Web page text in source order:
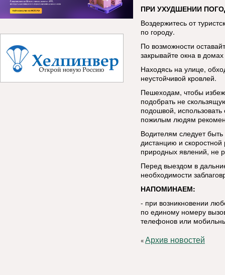
ПРИ УХУДШЕНИИ
Воздержитесь от
по городу.
По возможности
закрывайте окна в
Находясь на улице,
неустойчивой кровлей.
Пешеходам, чтобы
подобрать не
подошвой,
пожилым людям
Водителям следует
дистанцию и
природных явлений, не
Перед выездом в
необходимости
НАПОМИНАЕМ:
- при возникновении
по единому номеру
телефонов или
«Архив новостей